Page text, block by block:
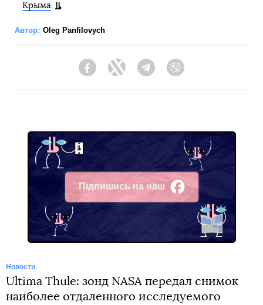
Крыма
Автор: Oleg Panfilovych
FacebookTwitter Telegram
Підпишись на наш
Facebook
Новости
Ultima Thule: зонд NASA передал снимок
наиболее отдаленного исследуемого